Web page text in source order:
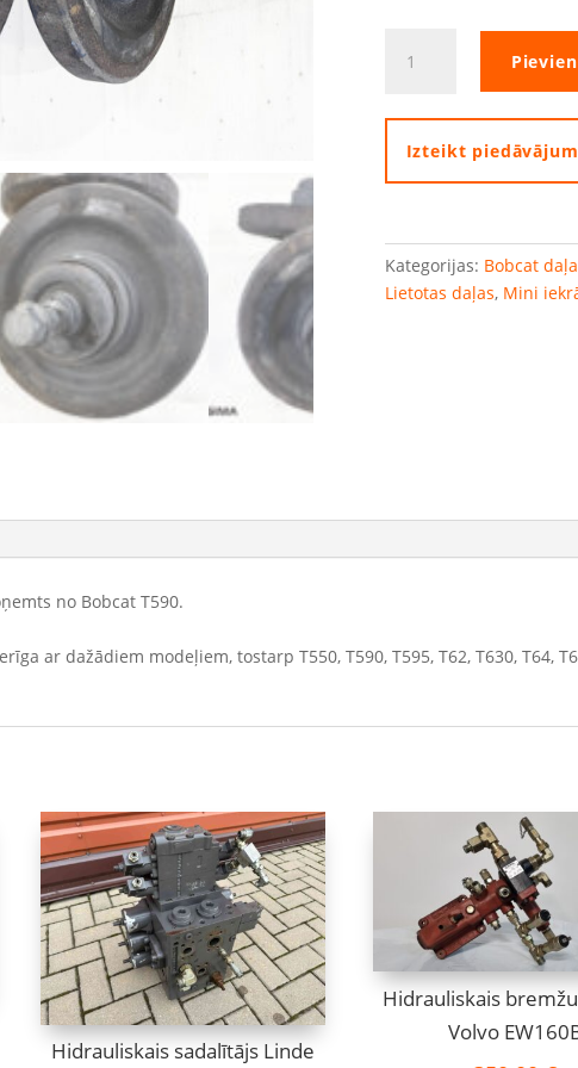
aizmugurējais
quantity
Izteikt
Kategorijas: Bobcat
Lietotas daļas, Mini
no Bobcat T590.
ar dažādiem modeļiem, tostarp T550, T590, T595, T62, T630, T64,
Hidrauliskais sadalītājs Linde
Hidrauliskais
Volvo